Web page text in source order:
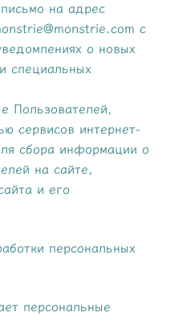
на адрес
с
о новых
специальных
Пользователей,
сервисов интернет-
сбора информации о
на сайте,
и его
персональных
персональные